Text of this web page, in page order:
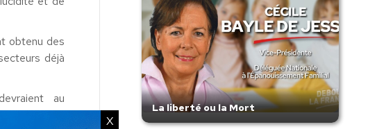
obtenu des
déjà
au
La liberté ou la Mort
X